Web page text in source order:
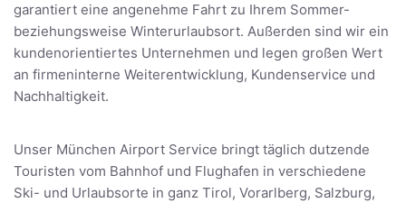
garantiert eine angenehme Fahrt zu Ihrem Sommer-
beziehungsweise Winterurlaubsort. Außerden sind wir ein
kundenorientiertes Unternehmen und legen großen Wert
an firmeninterne Weiterentwicklung, Kundenservice und
Nachhaltigkeit.
Unser München Airport Service bringt täglich dutzende
Touristen vom Bahnhof und Flughafen in verschiedene
Ski- und Urlaubsorte in ganz Tirol, Vorarlberg, Salzburg,